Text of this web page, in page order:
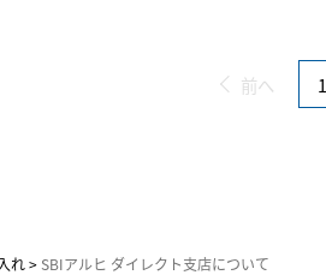
前へ 1
れ SBIアルヒ ダイレクト支店について